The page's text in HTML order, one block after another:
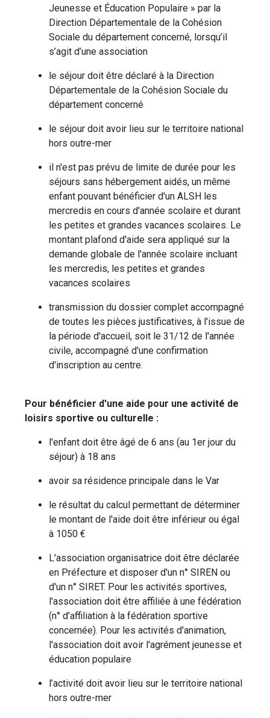
Jeunesse et Éducation Populaire » par la
Direction Départementale de la Cohésion
Sociale du département concerné, lorsqu’il
s’agit d’une association
le séjour doit être déclaré à la Direction
Départementale de la Cohésion Sociale du
département concerné
le séjour doit avoir lieu sur le territoire national
hors outre-mer
il n'est pas prévu de limite de durée pour les
séjours sans hébergement aidés, un même
enfant pouvant bénéficier d'un ALSH les
mercredis en cours d'année scolaire et durant
les petites et grandes vacances scolaires. Le
montant plafond d'aide sera appliqué sur la
demande globale de l'année scolaire incluant
les mercredis, les petites et grandes
vacances scolaires
transmission du dossier complet accompagné
de toutes les pièces justificatives, à l'issue de
la période d'accueil, soit le 31/12 de l'année
civile, accompagné d'une confirmation
d'inscription au centre.
Pour bénéficier d'une aide pour une activité de
loisirs sportive ou culturelle :
l'enfant doit être âgé de 6 ans (au 1er jour du
séjour) à 18 ans
avoir sa résidence principale dans le Var
le résultat du calcul permettant de déterminer
le montant de l'aide doit être inférieur ou égal
à 1050 €
L'association organisatrice doit être déclarée
en Préfecture et disposer d'un n° SIREN ou
d'un n° SIRET. Pour les activités sportives,
l'association doit être affiliée à une fédération
(n° d’affiliation à la fédération sportive
concernée). Pour les activités d'animation,
l'association doit avoir l'agrément jeunesse et
éducation populaire
l’activité doit avoir lieu sur le territoire national
hors outre-mer